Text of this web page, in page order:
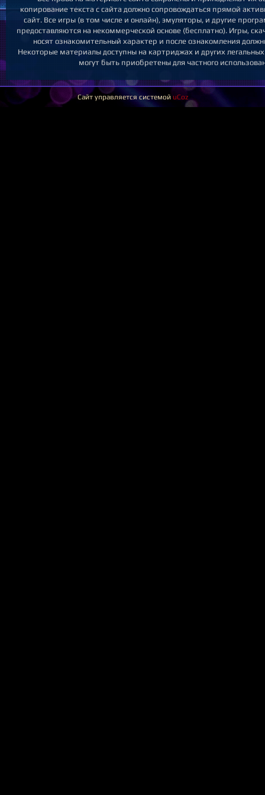
копирование текста с сайта должно сопровождаться прямой
сайт. Все игры (в том числе и онлайн), эмуляторы, и другие
предоставляются на некоммерческой основе (бесплатно). Игры,
носят ознакомительный характер и после ознакомления
Некоторые материалы доступны на картриджах и других
могут быть приобретены для частного
Сайт управляется системой uCoz